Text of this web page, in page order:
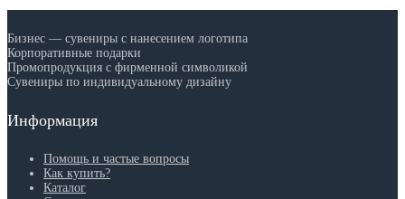
Бизнес — сувениры с нанесением логотипа
Корпоративные подарки
Промопродукция с фирменной символикой
Сувениры по индивидуальному дизайну
Информация
Помощь и частые вопросы
Как купить?
Каталог